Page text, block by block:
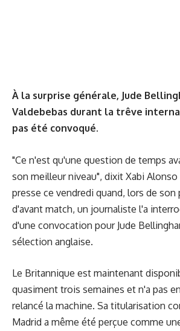
À la surprise générale, Jude
Valdebebas durant la trêve
pas été convoqué.
"Ce n'est qu'une question de temps
son meilleur niveau", dixit Xabi
presse ce vendredi quand, lors de son
d'avant match, un journaliste l'a
d'une convocation pour Jude
sélection anglaise.
Le Britannique est maintenant
quasiment trois semaines et n'a pas
relancé la machine. Sa titularisation
Madrid a même été perçue comme